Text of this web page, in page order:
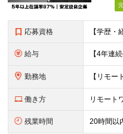
応募資格
給与
勤務地
働き方 リモート
残業時間 20時間以